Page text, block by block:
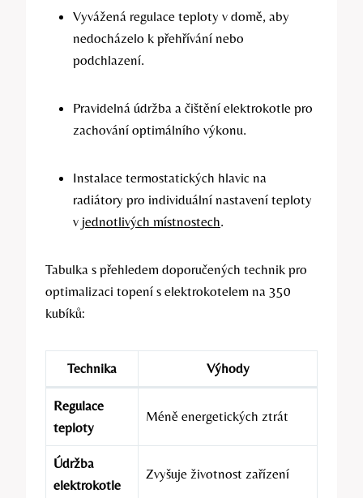
Vyvážená⁣ regulace teploty v domě, aby
nedocházelo k‍ přehřívání nebo
podchlazení.
Pravidelná ‌údržba a čištění elektrokotle pro
zachování ‍optimálního⁣ výkonu.
Instalace termostatických hlavic⁣ na‍
radiátory pro ⁣individuální nastavení teploty
v jednotlivých místnostech.
Tabulka s ⁣přehledem doporučených ‌technik pro
optimalizaci ⁢topení s elektrokotelem na 350
kubíků:
Technika Výhody
Regulace
teploty
Méně⁢ energetických⁣ ztrát
Údržba
elektrokotle
Zvyšuje životnost zařízení